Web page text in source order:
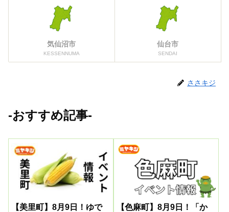
気仙沼市
KESSENNUMA
仙台市
SENDAI
ささキジ
-おすすめ記事-
【美里町】8月9日！ゆで
【色麻町】8月9日！「か